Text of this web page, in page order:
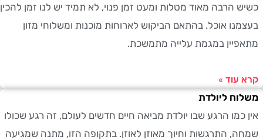
הרבה מאוד מטלות ומעט זמן פנוי, לא תמיד יש לנו זמן להכין
אוכל. בהתאם הביקוש לארוחות מוכנות ומשלוחי מזון
במגמת עלייה מתמשכת.
»
ליולדת
הרגע שבו יולדת מביאה חיים חדשים לעולם, זה רגע שכולו
התרגשות וחיוך מאוזן לאוזן. בתקופה הזו, מתנה שמגיעה